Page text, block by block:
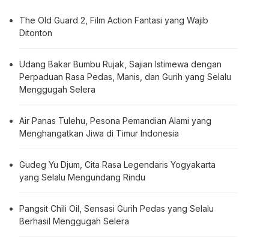
The Old Guard 2, Film Action Fantasi yang Wajib
Ditonton
Udang Bakar Bumbu Rujak, Sajian Istimewa dengan
Perpaduan Rasa Pedas, Manis, dan Gurih yang Selalu
Menggugah Selera
Air Panas Tulehu, Pesona Pemandian Alami yang
Menghangatkan Jiwa di Timur Indonesia
Gudeg Yu Djum, Cita Rasa Legendaris Yogyakarta
yang Selalu Mengundang Rindu
Pangsit Chili Oil, Sensasi Gurih Pedas yang Selalu
Berhasil Menggugah Selera